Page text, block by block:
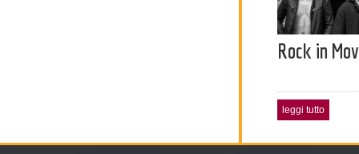
Rock in
leggi tutto